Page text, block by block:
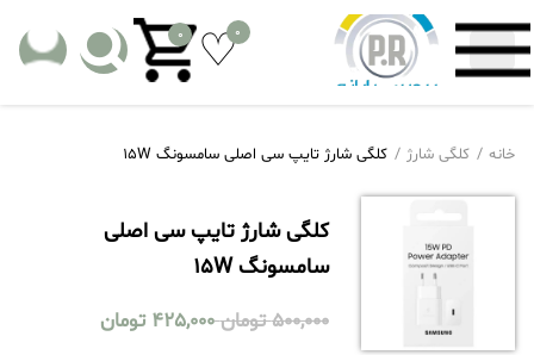
0
0
خانه کلگی شارژ کلگی شارژ تایپ سی اصلی سامسونگ 15W
کلگی شارژ تایپ سی اصلی
سامسونگ 15W
500,000 تومان 425,000 تومان